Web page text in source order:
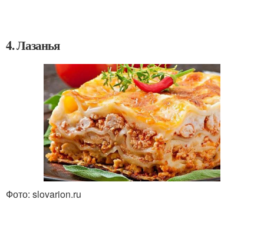
4. Лазанья
Фото: slovarion.ru